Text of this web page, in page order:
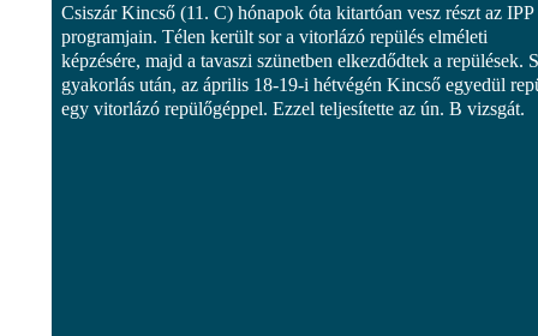
Csiszár Kincső (11. C) hónapok óta kitartóan vesz részt az IPP
programjain. Télen került sor a vitorlázó repülés elméleti
képzésére, majd a tavaszi szünetben elkezdődtek a repülések.
gyakorlás után, az április 18-19-i hétvégén Kincső egyedül
egy vitorlázó repülőgéppel. Ezzel teljesítette az ún. B vizsgát.